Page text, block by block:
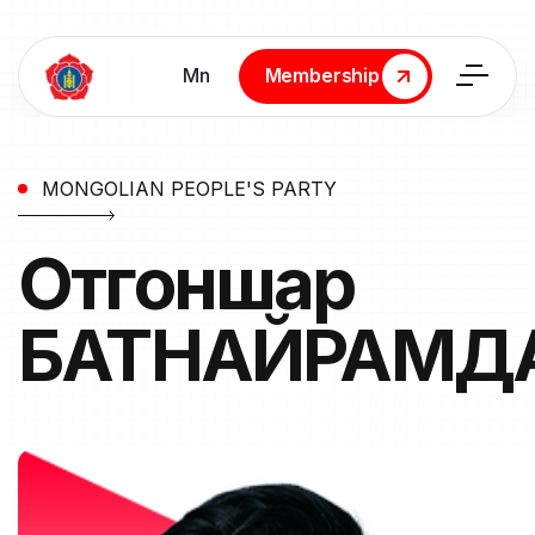
Мn
Membership
Membership
MONGOLIAN PEOPLE'S PARTY
Отгоншар